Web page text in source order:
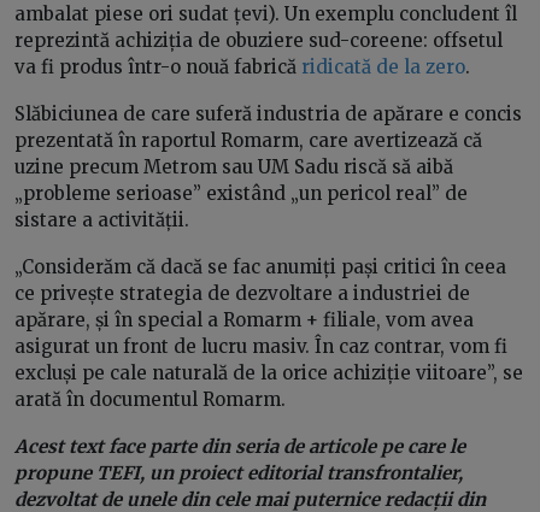
ambalat piese ori sudat țevi). Un exemplu concludent îl
reprezintă achiziția de obuziere sud-coreene: offsetul
va fi produs într-o nouă fabrică ridicată de la zero.
Slăbiciunea de care suferă industria de apărare e concis
prezentată în raportul Romarm, care avertizează că
uzine precum Metrom sau UM Sadu riscă să aibă
„probleme serioase” existând „un pericol real” de
sistare a activității.
„Considerăm că dacă se fac anumiți pași critici în ceea
ce privește strategia de dezvoltare a industriei de
apărare, și în special a Romarm + filiale, vom avea
asigurat un front de lucru masiv. În caz contrar, vom fi
excluși pe cale naturală de la orice achiziție viitoare”, se
arată în documentul Romarm.
Acest text face parte din seria de articole pe care le
propune TEFI, un proiect editorial transfrontalier,
dezvoltat de unele din cele mai puternice redacții din